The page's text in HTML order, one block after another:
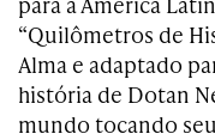
“Quilômetros de
Alma e adaptado
história de Dotan
mundo tocando